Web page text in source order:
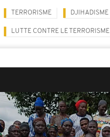
TERRORISME DJIHADISME
LUTTE CONTRE LE TERRORISME